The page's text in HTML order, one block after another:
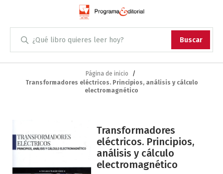
Buscar
Administración
Antropología
Arqueología
Arte
Skip
Content
Página de inicio
Transformadores eléctricos. Principios, análisis y cálculo
electromagnético
al
final
la
Transformadores
eléctricos. Principios,
análisis y cálculo
electromagnético